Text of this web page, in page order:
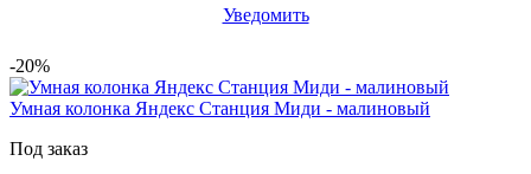
Уведомить
-20%
Умная колонка Яндекс Станция Миди - малиновый
Под заказ